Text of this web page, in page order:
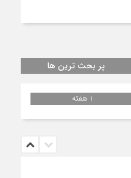
پر بحث ترین ها
1 هفته